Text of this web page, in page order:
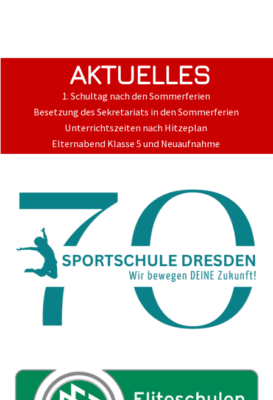
AKTUELLES
1. Schultag nach den Sommerferien
Besetzung des Sekretariats in den Sommerferien
Unterrichtszeiten nach Hitzeplan
Elternabend Klasse 5 und Neuaufnahme